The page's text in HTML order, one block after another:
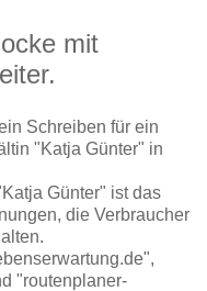
mit
Schreiben für ein
"Katja Günter" in
Günter" ist das
die Verbraucher
"routenplaner-